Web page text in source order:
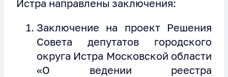
Истра направлены заключения:
Заключение на проект Решения
Совета депутатов городского
округа Истра Московской области
«О ведении реестра